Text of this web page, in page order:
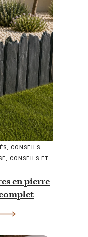
, CONSEILS
, CONSEILS ET
en pierre